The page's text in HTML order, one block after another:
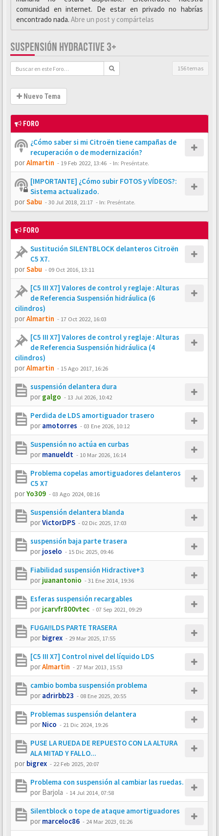
comunidad en internet. De estar en privado no habrías
encontrado nada. Abre un post y compártelas
SUSPENSIÓN HYDRACTIVE 3+
156 temas
Nuevo Tema
FORO
¿Cómo saber si mi Citroën tiene campañas de
recuperación o de modernización?
porAlmartin - 19 Feb 2022, 13:46 - In: Preséntate.
[IMPORTANTE] ¿Cómo subir FOTOS y VÍDEOS?:
Sistema actualizado.
porSabu -30 Jul 2018, 21:17 - In: Preséntate.
FORO
Sustitución SILENTBLOCK delanteros Citroën
C5 X7.
porSabu - 09 Oct 2016, 13:11
[C5 III X7] Valores de control y reglaje : Alturas
de Referencia Suspensión hidráulica (6
cilindros)
porAlmartin - 17 Oct 2022, 16:03
[C5 III X7] Valores de control y reglaje : Alturas
de Referencia Suspensión hidráulica (4
cilindros)
porAlmartin - 15 Ago 2017, 16:26
suspensión delantera dura
por galgo - 13 Jul 2026, 10:42
Perdida de LDS amortiguador trasero
por amotorres - 03 Ene 2026, 10:12
Suspensión no actúa en curbas
por manueldt - 10 Mar 2026, 16:14
Problema copelas amortiguadores delanteros
C5 X7
porYo309 - 03 Ago 2024, 08:16
Suspensión delantera blanda
porVictorDPS - 02 Dic 2025, 17:03
suspensión baja parte trasera
por joselo - 15 Dic 2025, 09:46
Fiabilidad suspensión Hidractive+3
por juanantonio -31 Ene 2014, 19:36
Esferas suspensión recargables
por jcarvfr800vtec - 07 Sep 2021, 09:29
FUGA!!LDS PARTE TRASERA
por bigrex - 29 Mar 2025, 17:55
[C5 III X7] Control nivel del líquido LDS
porAlmartin - 27 Mar 2013, 15:53
cambio bomba suspensión problema
por adrirbb23 - 08 Ene 2025, 20:55
Problemas suspensión delantera
por Nico - 21 Dic 2024, 19:26
PUSE LA RUEDA DE REPUESTO CON LA ALTURA
ALA MITAD Y FALLO...
por bigrex - 22 Feb 2025, 20:07
Problema con suspensión al cambiar las ruedas.
por Barjola - 14 Jul 2014, 07:58
Silentblock o tope de ataque amortiguadores
por marceloc86 - 24 Mar 2023, 01:26